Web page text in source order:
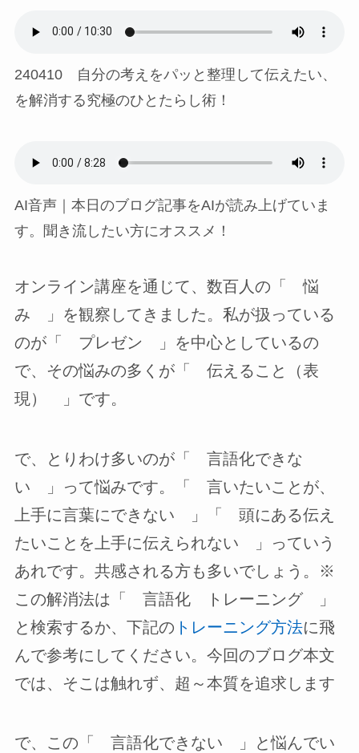
240410 自分の考えをパッと整理して伝えたい、
を解消する究極のひとたらし術！
AI音声｜本日のブログ記事をAIが読み上げていま
す。聞き流したい方にオススメ！
オンライン講座を通じて、数百人の「 悩
み 」を観察してきました。私が扱っている
のが「 プレゼン 」を中心としているの
で、その悩みの多くが「 伝えること（表
現） 」です。
で、とりわけ多いのが「 言語化できな
い 」って悩みです。「 言いたいことが、
上手に言葉にできない 」「 頭にある伝え
たいことを上手に伝えられない 」っていう
あれです。共感される方も多いでしょう。※
この解消法は「 言語化 トレーニング 」
と検索するか、下記の トレーニング方法に飛
んで参考にしてください。今回のブログ本文
では、そこは触れず、超～本質を追求します
で、この「 言語化できない 」と悩んでい